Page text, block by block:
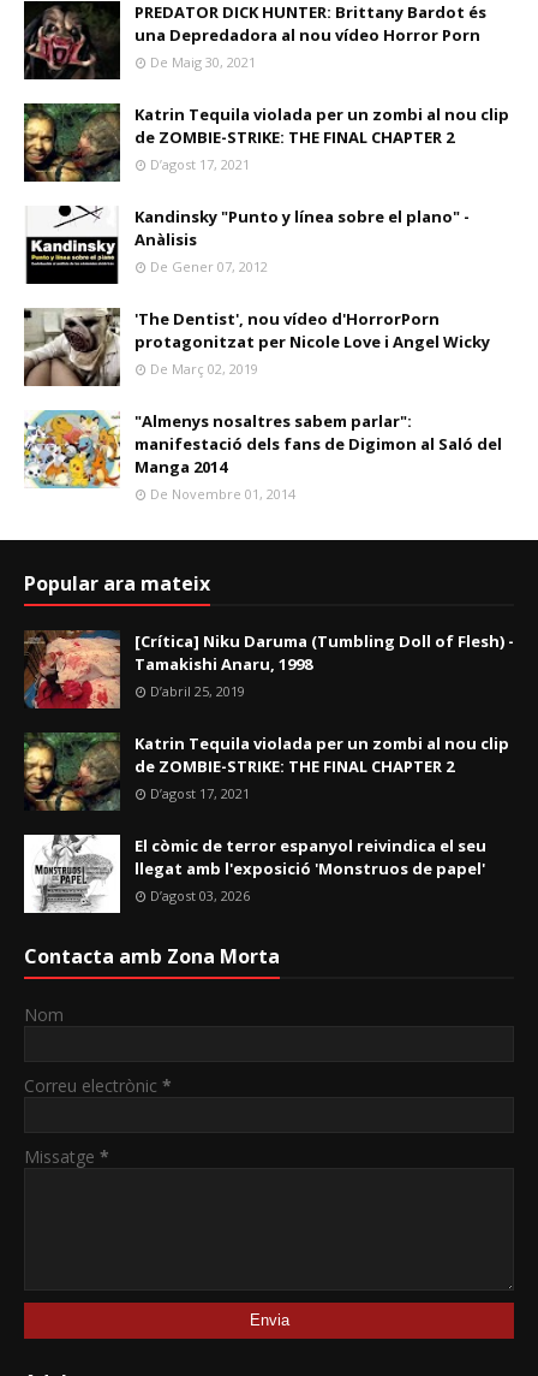
PREDATOR DICK HUNTER: Brittany Bardot és
una Depredadora al nou vídeo Horror Porn
De Maig 30, 2021
Katrin Tequila violada per un zombi al nou clip
de ZOMBIE-STRIKE: THE FINAL CHAPTER 2
D’agost 17, 2021
Kandinsky "Punto y línea sobre el plano" -
Anàlisis
De Gener 07, 2012
'The Dentist', nou vídeo d'HorrorPorn
protagonitzat per Nicole Love i Angel Wicky
De Març 02, 2019
"Almenys nosaltres sabem parlar":
manifestació dels fans de Digimon al Saló del
Manga 2014
De Novembre 01, 2014
Popular ara mateix
[Crítica] Niku Daruma (Tumbling Doll of Flesh) -
Tamakishi Anaru, 1998
D’abril 25, 2019
Katrin Tequila violada per un zombi al nou clip
de ZOMBIE-STRIKE: THE FINAL CHAPTER 2
D’agost 17, 2021
El còmic de terror espanyol reivindica el seu
llegat amb l'exposició 'Monstruos de papel'
D’agost 03, 2026
Contacta amb Zona Morta
Nom
Correu electrònic *
Missatge *